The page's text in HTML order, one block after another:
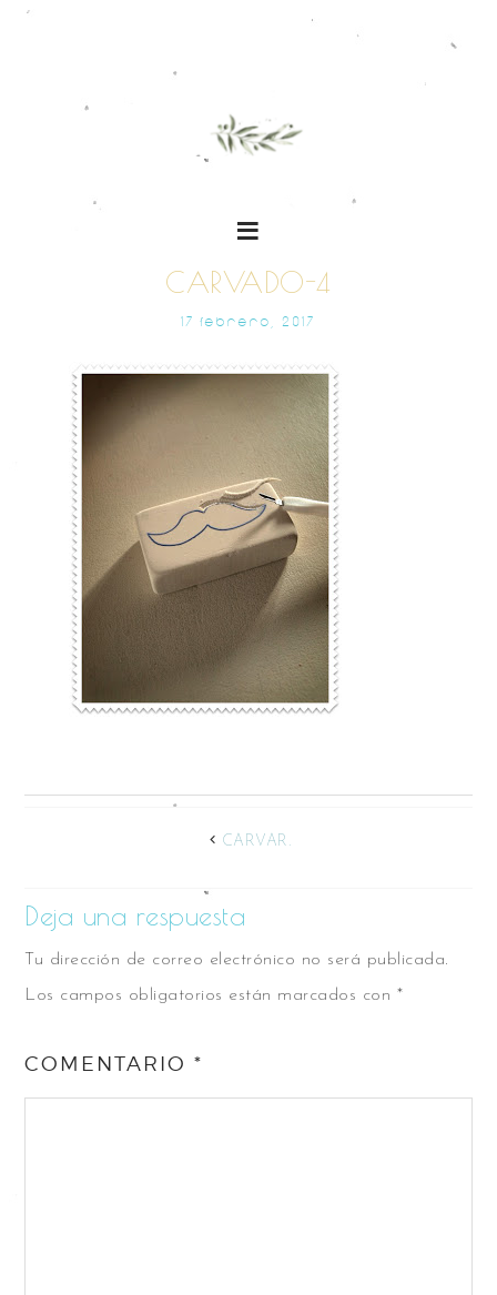
CARVADO-4
17 FEBRERO, 2017
CARVAR.
Deja una respuesta
Tu dirección de correo electrónico no será publicada.
Los campos obligatorios están marcados con *
COMENTARIO*